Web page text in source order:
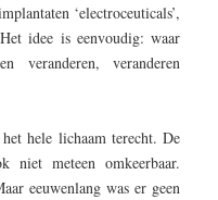
‘electroceuticals’,
idee is eenvoudig: waar
veranderen, veranderen
hele lichaam terecht. De
meteen omkeerbaar.
eeuwenlang was er geen